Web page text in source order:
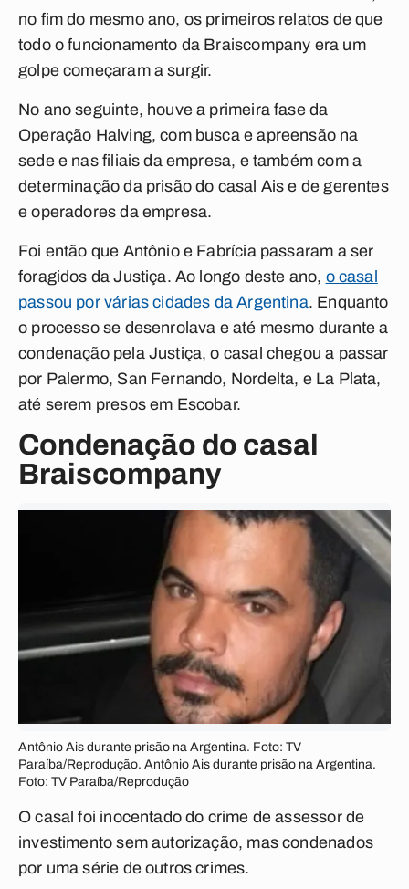
no fim do mesmo ano, os primeiros relatos de que
todo o funcionamento da Braiscompany era um
golpe começaram a surgir.
No ano seguinte, houve a primeira fase da
Operação Halving, com busca e apreensão na
sede e nas filiais da empresa, e também com a
determinação da prisão do casal Ais e de gerentes
e operadores da empresa.
Foi então que Antônio e Fabrícia passaram a ser
foragidos da Justiça. Ao longo deste ano, o casal
passou por várias cidades da Argentina. Enquanto
o processo se desenrolava e até mesmo durante a
condenação pela Justiça, o casal chegou a passar
por Palermo, San Fernando, Nordelta, e La Plata,
até serem presos em Escobar.
Condenação do casal
Braiscompany
Antônio Ais durante prisão na Argentina. Foto: TV
Paraíba/Reprodução. Antônio Ais durante prisão na Argentina.
Foto: TV Paraíba/Reprodução
O casal foi inocentado do crime de assessor de
investimento sem autorização, mas condenados
por uma série de outros crimes.